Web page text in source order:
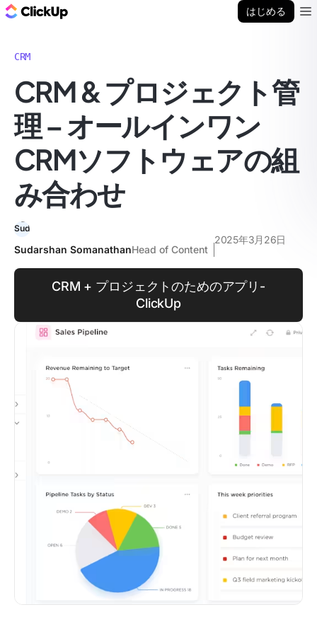
はじめる
CRM
CRM & プロジェクト管
理 – オールインワン
CRMソフトウェアの組
み合わせ
Sudarshan SomanathanHead of Content
2025年3月26日
CRM + プロジェクトのためのアプリ-
ClickUp